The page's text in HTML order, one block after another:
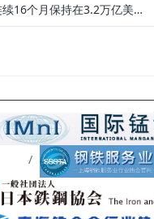
个月保持在3.2万亿美元以上